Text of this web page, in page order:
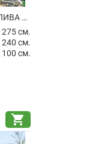
ОЛИВКОВОЕ ДЕРЕВО (ОЛИВА ЕВРОПЕЙСКАЯ)
275 см.
240 см.
100 см.
shopping_cart